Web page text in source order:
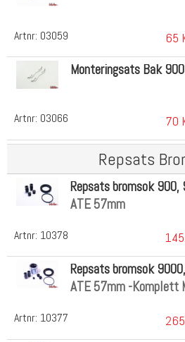
Artnr: 03059 65
Artnr: 03066
Monteringsats Bak
70
Repsats
Artnr: 10378
Repsats bromsok
ATE 57mm
Artnr: 10377
Repsats bromsok
ATE 57mm -Komplett